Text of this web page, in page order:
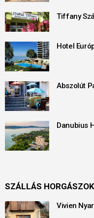
Tiffany
Hotel
Abszolút
Danubius
SZÁLLÁS
Vivien